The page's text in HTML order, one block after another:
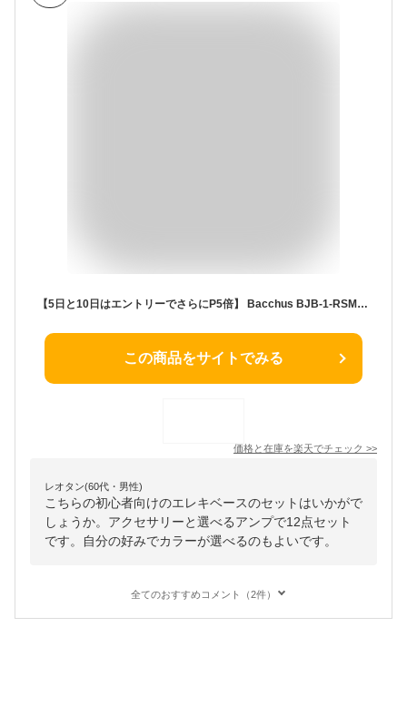
【5日と10日はエントリーでさらにP5倍】 Bacchus BJB-1-RSM/R-BPPG 選べるアンプ初心者セット エレキベース ユニバースシリーズ バッカス
この商品をサイトでみる
価格と在庫を楽天でチェック >>
レオタン(60代・男性)
こちらの初心者向けのエレキベースのセットはいかがで
しょうか。アクセサリーと選べるアンプで12点セット
です。自分の好みでカラーが選べるのもよいです。
全てのおすすめコメント（2件）